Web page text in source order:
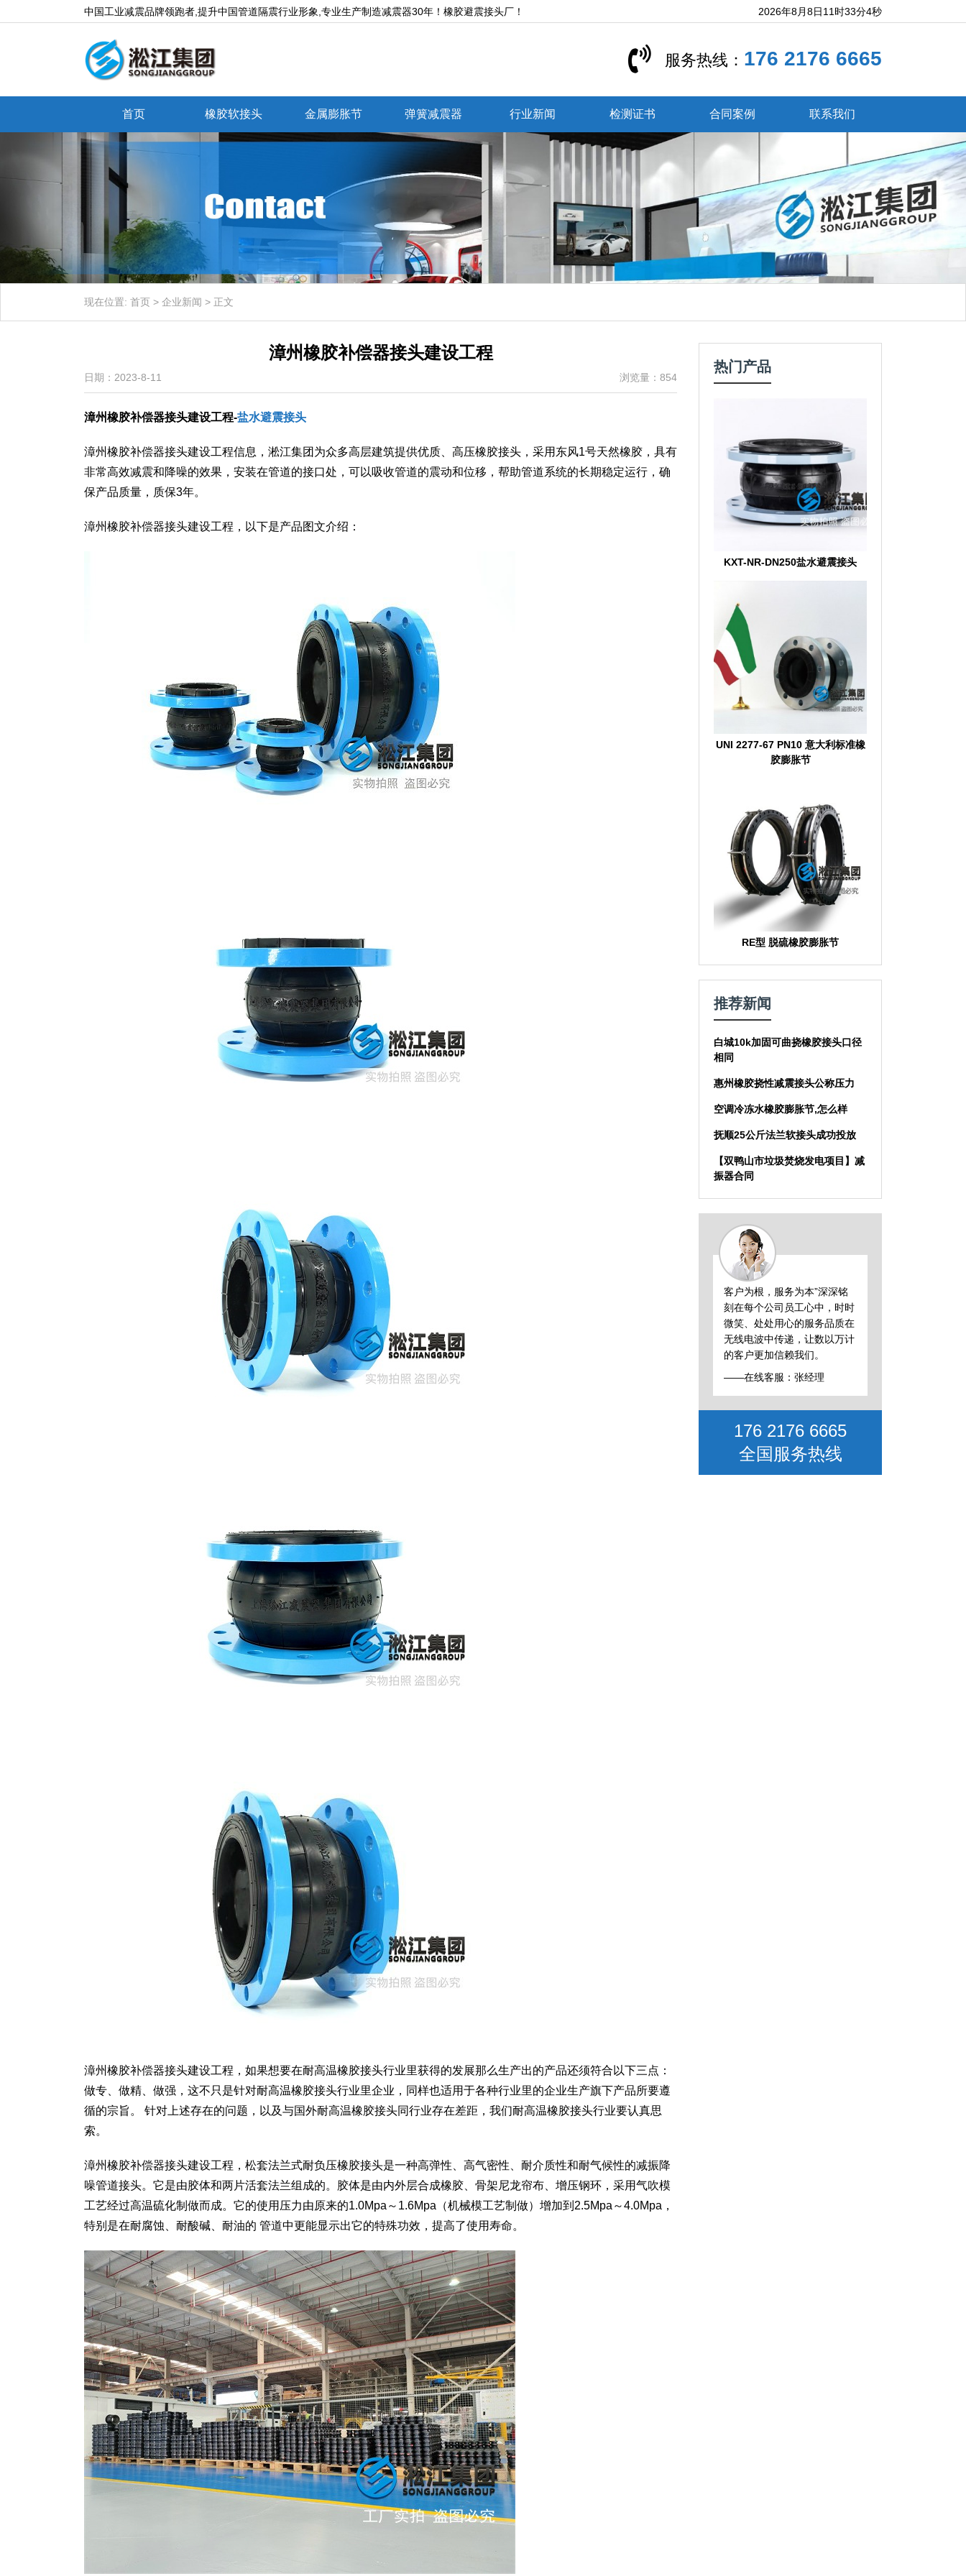
中国工业减震品牌领跑者,提升中国管道隔震行业形象,专业生产制造减震器30年！橡胶避震接头厂！ 2026年8月8日11时33分6秒
服务热线： 176 2176 6665
首页 橡胶软接头 金属膨胀节 弹簧减震器 行业新闻 检测证书 合同案例 联系我们
现在位置: 首页 > 企业新闻 > 正文
漳州橡胶补偿器接头建设工程
日期：2023-8-11 浏览量：854
漳州橡胶补偿器接头建设工程-盐水避震接头
漳州橡胶补偿器接头建设工程信息，淞江集团为众多高层建筑提供优质、高压橡胶接头，采用东风1号天然橡胶，具有
非常高效减震和降噪的效果，安装在管道的接口处，可以吸收管道的震动和位移，帮助管道系统的长期稳定运行，确
保产品质量，质保3年。
漳州橡胶补偿器接头建设工程，以下是产品图文介绍：
漳州橡胶补偿器接头建设工程，如果想要在耐高温橡胶接头行业里获得的发展那么生产出的产品还须符合以下三点：
做专、做精、做强，这不只是针对耐高温橡胶接头行业里企业，同样也适用于各种行业里的企业生产旗下产品所要遵
循的宗旨。 针对上述存在的问题，以及与国外耐高温橡胶接头同行业存在差距，我们耐高温橡胶接头行业要认真思
索。
漳州橡胶补偿器接头建设工程，松套法兰式耐负压橡胶接头是一种高弹性、高气密性、耐介质性和耐气候性的减振降
噪管道接头。它是由胶体和两片活套法兰组成的。胶体是由内外层合成橡胶、骨架尼龙帘布、增压钢环，采用气吹模
工艺经过高温硫化制做而成。它的使用压力由原来的1.0Mpa～1.6Mpa（机械模工艺制做）增加到2.5Mpa～4.0Mpa，
特别是在耐腐蚀、耐酸碱、耐油的 管道中更能显示出它的特殊功效，提高了使用寿命。
热门产品
KXT-NR-DN250盐水避震接头
UNI 2277-67 PN10 意大利标准橡
胶膨胀节
RE型 脱硫橡胶膨胀节
推荐新闻
白城10k加固可曲挠橡胶接头口径
相同
惠州橡胶挠性减震接头公称压力
空调冷冻水橡胶膨胀节,怎么样
抚顺25公斤法兰软接头成功投放
【双鸭山市垃圾焚烧发电项目】减
振器合同
客户为根，服务为本”深深铭
刻在每个公司员工心中，时时
微笑、处处用心的服务品质在
无线电波中传递，让数以万计
的客户更加信赖我们。
——在线客服：张经理
176 2176 6665
全国服务热线